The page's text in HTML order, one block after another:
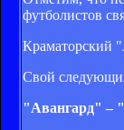
футболистов
Краматорский
Свой
"Авангард" –